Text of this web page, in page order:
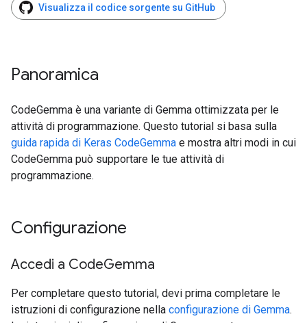
Visualizza il codice sorgente su GitHub
Panoramica
CodeGemma è una variante di Gemma ottimizzata per le
attività di programmazione. Questo tutorial si basa sulla
guida rapida di Keras CodeGemma e mostra altri modi in cui
CodeGemma può supportare le tue attività di
programmazione.
Configurazione
Accedi a CodeGemma
Per completare questo tutorial, devi prima completare le
istruzioni di configurazione nella configurazione di Gemma.